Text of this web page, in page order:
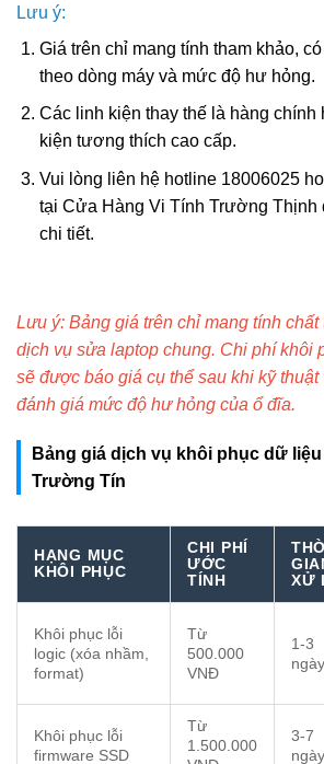
Lưu ý:
Giá trên chỉ mang tính tham khảo,
theo dòng máy và mức độ hư hỏng.
Các linh kiện thay thế là hàng chính
kiện tương thích cao cấp.
Vui lòng liên hệ hotline 18006025
tại Cửa Hàng Vi Tính Trường Thịnh
chi tiết.
Lưu ý: Bảng giá trên chỉ mang tính chất
dịch vụ sửa laptop chung. Chi phí khôi
sẽ được báo giá cụ thể sau khi kỹ thuật
đánh giá mức độ hư hỏng của ổ đĩa.
Bảng giá dịch vụ khôi phục dữ
Trường Tín
HẠNG MỤC
KHÔI PHỤC
CHI PHÍ
ƯỚC
TÍNH
XỬ
Khôi phục lỗi
logic (xóa nhầm,
format)
Từ
500.000
VNĐ
1-3
ngày
Khôi phục lỗi
firmware SSD
Từ
1.500.000
3-7
ngày